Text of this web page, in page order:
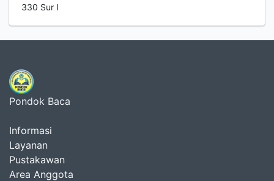
330 Sur I
Pondok Baca
Informasi
Layanan
Pustakawan
Area Anggota